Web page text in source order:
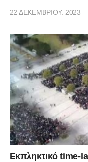
22 ΔΕΚΕΜΒΡΊΟΥ, 2023
Εκπληκτικό time-